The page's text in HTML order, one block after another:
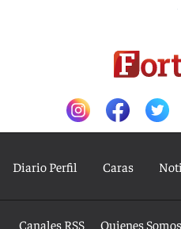
Diario Perfil Caras
Canales RSS Quienes Somos